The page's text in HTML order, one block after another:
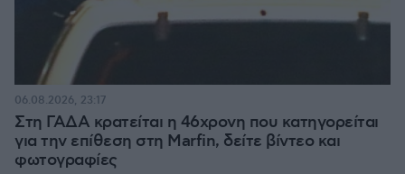
Στη ΓΑΔΑ κρατείται η 46χρονη που κατηγορείται
για την επίθεση στη Marfin, δείτε βίντεο και
φωτογραφίες
06.08.2026, 23:17